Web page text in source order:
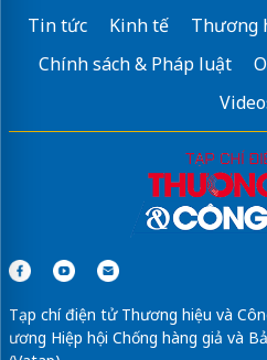
Tin tức Kinh tế Thương
Chính sách & Pháp luật
Tạp chí điện tử Thương hiệu và
ương Hiệp hội Chống hàng giả và